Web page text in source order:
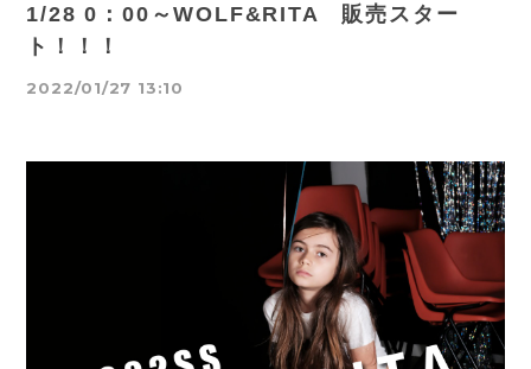
1/28 0：00～WOLF&RITA 販売スター
ト！！！
2022/01/27 13:10